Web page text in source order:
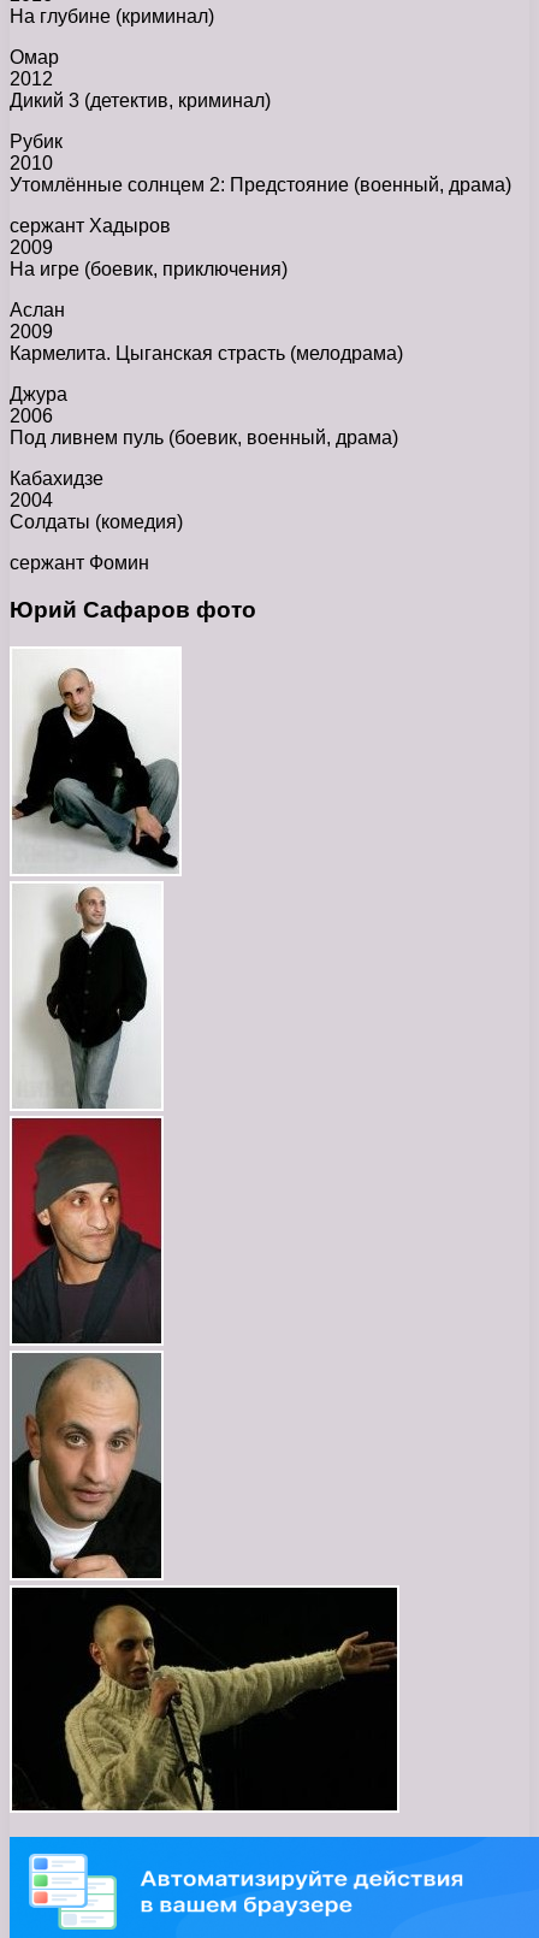
На глубине (криминал)
Омар
2012
Дикий 3 (детектив, криминал)
Рубик
2010
Утомлённые солнцем 2: Предстояние (военный, драма)
сержант Хадыров
2009
На игре (боевик, приключения)
Аслан
2009
Кармелита. Цыганская страсть (мелодрама)
Джура
2006
Под ливнем пуль (боевик, военный, драма)
Кабахидзе
2004
Солдаты (комедия)
сержант Фомин
Юрий Сафаров фото